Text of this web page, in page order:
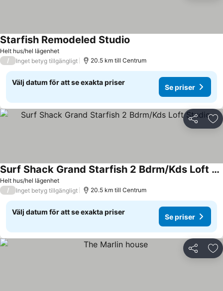
Helt hus/hel lägenhet
Starfish Remodeled Studio
/ Inget betyg tillgängligt 20.5 km till Centrum
Välj datum för att se exakta priser
Se priser
Dela
Helt hus/hel lägenhet
Surf Shack Grand Starfish 2 Bdrm/Kds Loft Studio
/ Inget betyg tillgängligt 20.5 km till Centrum
Välj datum för att se exakta priser
Se priser
Dela